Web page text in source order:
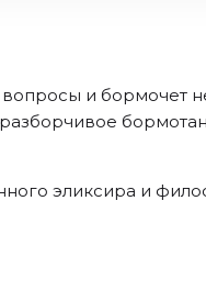
вопросы и бормочет
эликсира и